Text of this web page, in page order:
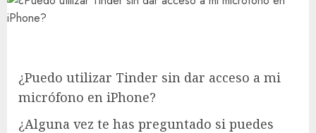
¿Puedo utilizar Tinder sin dar acceso a mi
micrófono en iPhone?
¿Alguna vez te has preguntado si puedes